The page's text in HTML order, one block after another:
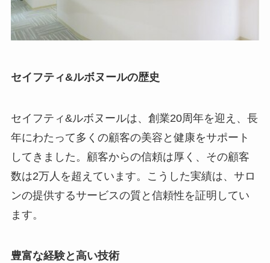
セイフティ&ルボヌールの歴史
セイフティ&ルボヌールは、創業20周年を迎え、長
年にわたって多くの顧客の美容と健康をサポート
してきました。顧客からの信頼は厚く、その顧客
数は2万人を超えています。こうした実績は、サロ
ンの提供するサービスの質と信頼性を証明してい
ます。
豊富な経験と高い技術